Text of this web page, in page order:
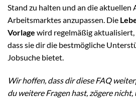
Stand zu halten und an die aktuellen
Arbeitsmarktes anzupassen. Die
Vorlage wird regelmäßig aktualisiert,
dass sie dir die bestmögliche
Jobsuche bietet.
Wir hoffen, dass dir diese FAQ
du weitere Fragen hast, zögere